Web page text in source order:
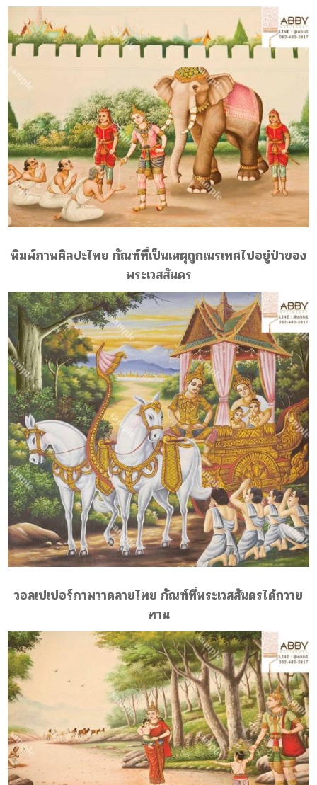
พิมพ์ภาพศิลปะไทย กัณฑ์ที่เป็นเหตุถูกเนรเทศไปอยู่ป่าของ
พระเวสสันดร
วอลเปเปอร์ภาพวาดลายไทย กัณฑ์ที่พระเวสสันดรได้ถวาย
ทาน